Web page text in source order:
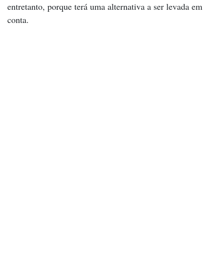
entretanto, porque terá uma alternativa a ser levada em
conta.